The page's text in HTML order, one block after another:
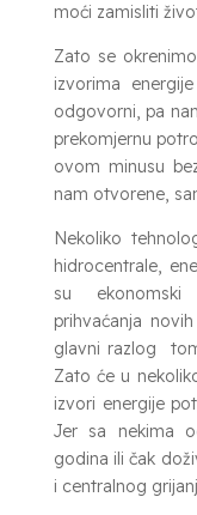
moći zamisliti
Zato se
izvorima
odgovorni, pa
prekomjernu
ovom minusu
nam otvorene,
Nekoliko
hidrocentrale,
su ekonomski
prihvaćanja
glavni razlog
Zato će u
izvori energije
Jer sa nekima
godina ili čak
i centralnog